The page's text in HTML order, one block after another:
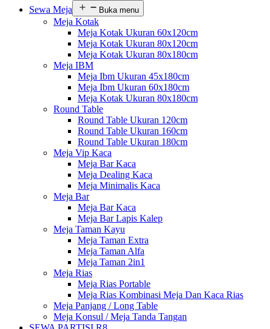
Sewa Meja
Buka menu
Meja Kotak
Meja Kotak Ukuran 60x120cm
Meja Kotak Ukuran 80x120cm
Meja Kotak Ukuran 80x180cm
Meja IBM
Meja Ibm Ukuran 45x180cm
Meja Ibm Ukuran 60x180cm
Meja Kotak Ukuran 80x180cm
Round Table
Round Table Ukuran 120cm
Round Table Ukuran 160cm
Round Table Ukuran 180cm
Meja Vip Kaca
Meja Bar Kaca
Meja Dealing Kaca
Meja Minimalis Kaca
Meja Bar
Meja Bar Kaca
Meja Bar Lapis Kalep
Meja Taman Kayu
Meja Taman Extra
Meja Taman Alfa
Meja Taman 2in1
Meja Rias
Meja Rias Portable
Meja Rias Kombinasi Meja Dan Kaca Rias
Meja Panjang / Long Table
Meja Konsul / Meja Tanda Tangan